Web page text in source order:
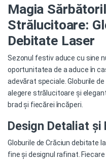
Magia
Strălucitoare:
Debitate Laser
Sezonul festiv aduce cu sine
oportunitatea de a aduce în
adevărat speciale. Globurile
alegere strălucitoare și
brad și fiecărei încăperi.
Design Detaliat
Globurile de Crăciundebitate
fine și designul rafinat.